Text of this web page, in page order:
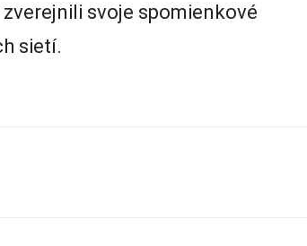
svoje spomienkové
sietí.